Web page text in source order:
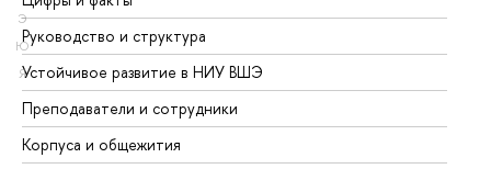
Э
Ю
Я
Руководство и структура
Устойчивое развитие в НИУ ВШЭ
Преподаватели и сотрудники
Корпуса и общежития